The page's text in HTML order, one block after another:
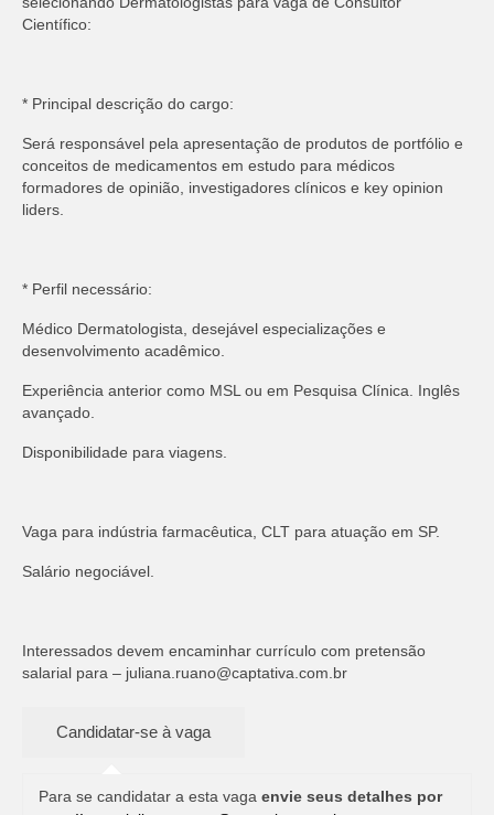
Científico:
* Principal descrição do cargo:
Será responsável pela apresentação de produtos de portfólio e
conceitos de medicamentos em estudo para médicos
formadores de opinião, investigadores clínicos e key opinion
liders.
* Perfil necessário:
Médico Dermatologista, desejável especializações e
desenvolvimento acadêmico.
Experiência anterior como MSL ou em Pesquisa Clínica. Inglês
avançado.
Disponibilidade para viagens.
Vaga para indústria farmacêutica, CLT para atuação em SP.
Salário negociável.
Interessados devem encaminhar currículo com pretensão
salarial para – juliana.ruano@captativa.com.br
Para se candidatar a esta vaga envie seus detalhes por